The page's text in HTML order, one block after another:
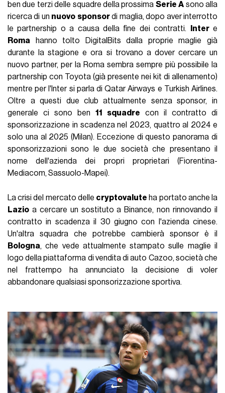
ben due terzi delle squadre della prossima Serie A sono alla
ricerca di un nuovo sponsordi maglia, dopo aver interrotto
le partnership o a causa della fine dei contratti.
Intere
Roma hanno tolto DigitalBits dalla proprie maglie già
durante la stagione e ora si trovano a dover cercare un
nuovo partner, per la Roma sembra sempre più possibile la
partnership con Toyota (già presente nei kit di allenamento)
mentre per l'Inter si parla di Qatar Airways e Turkish Airlines.
Oltre a questi due club attualmente senza sponsor, in
generale ci sono ben 11 squadre con il contratto di
sponsorizzazione in scadenza nel 2023, quattro al 2024 e
solo una al 2025 (Milan). Eccezione di questo panorama di
sponsorizzazioni sono le due società che presentano il
nome dell'azienda dei propri proprietari (Fiorentina-
Mediacom, Sassuolo-Mapei).
La crisi del mercato delle cryptovalute ha portato anche la
Lazio a cercare un sostituto a Binance, non rinnovando il
contratto in scadenza il 30 giugno con l'azienda cinese.
Un'altra squadra che potrebbe cambierà sponsor è il
Bologna, che vede attualmente stampato sulle maglie il
logo della piattaforma di vendita di auto Cazoo, società che
nel frattempo ha annunciato la decisione di voler
abbandonare qualsiasi sponsorizzazione sportiva.